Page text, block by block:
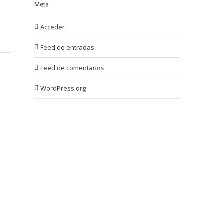
Meta
Acceder
Feed de entradas
Feed de comentarios
WordPress.org